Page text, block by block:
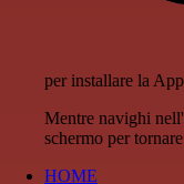
per installare la
Mentre navighi
schermo per
HOME